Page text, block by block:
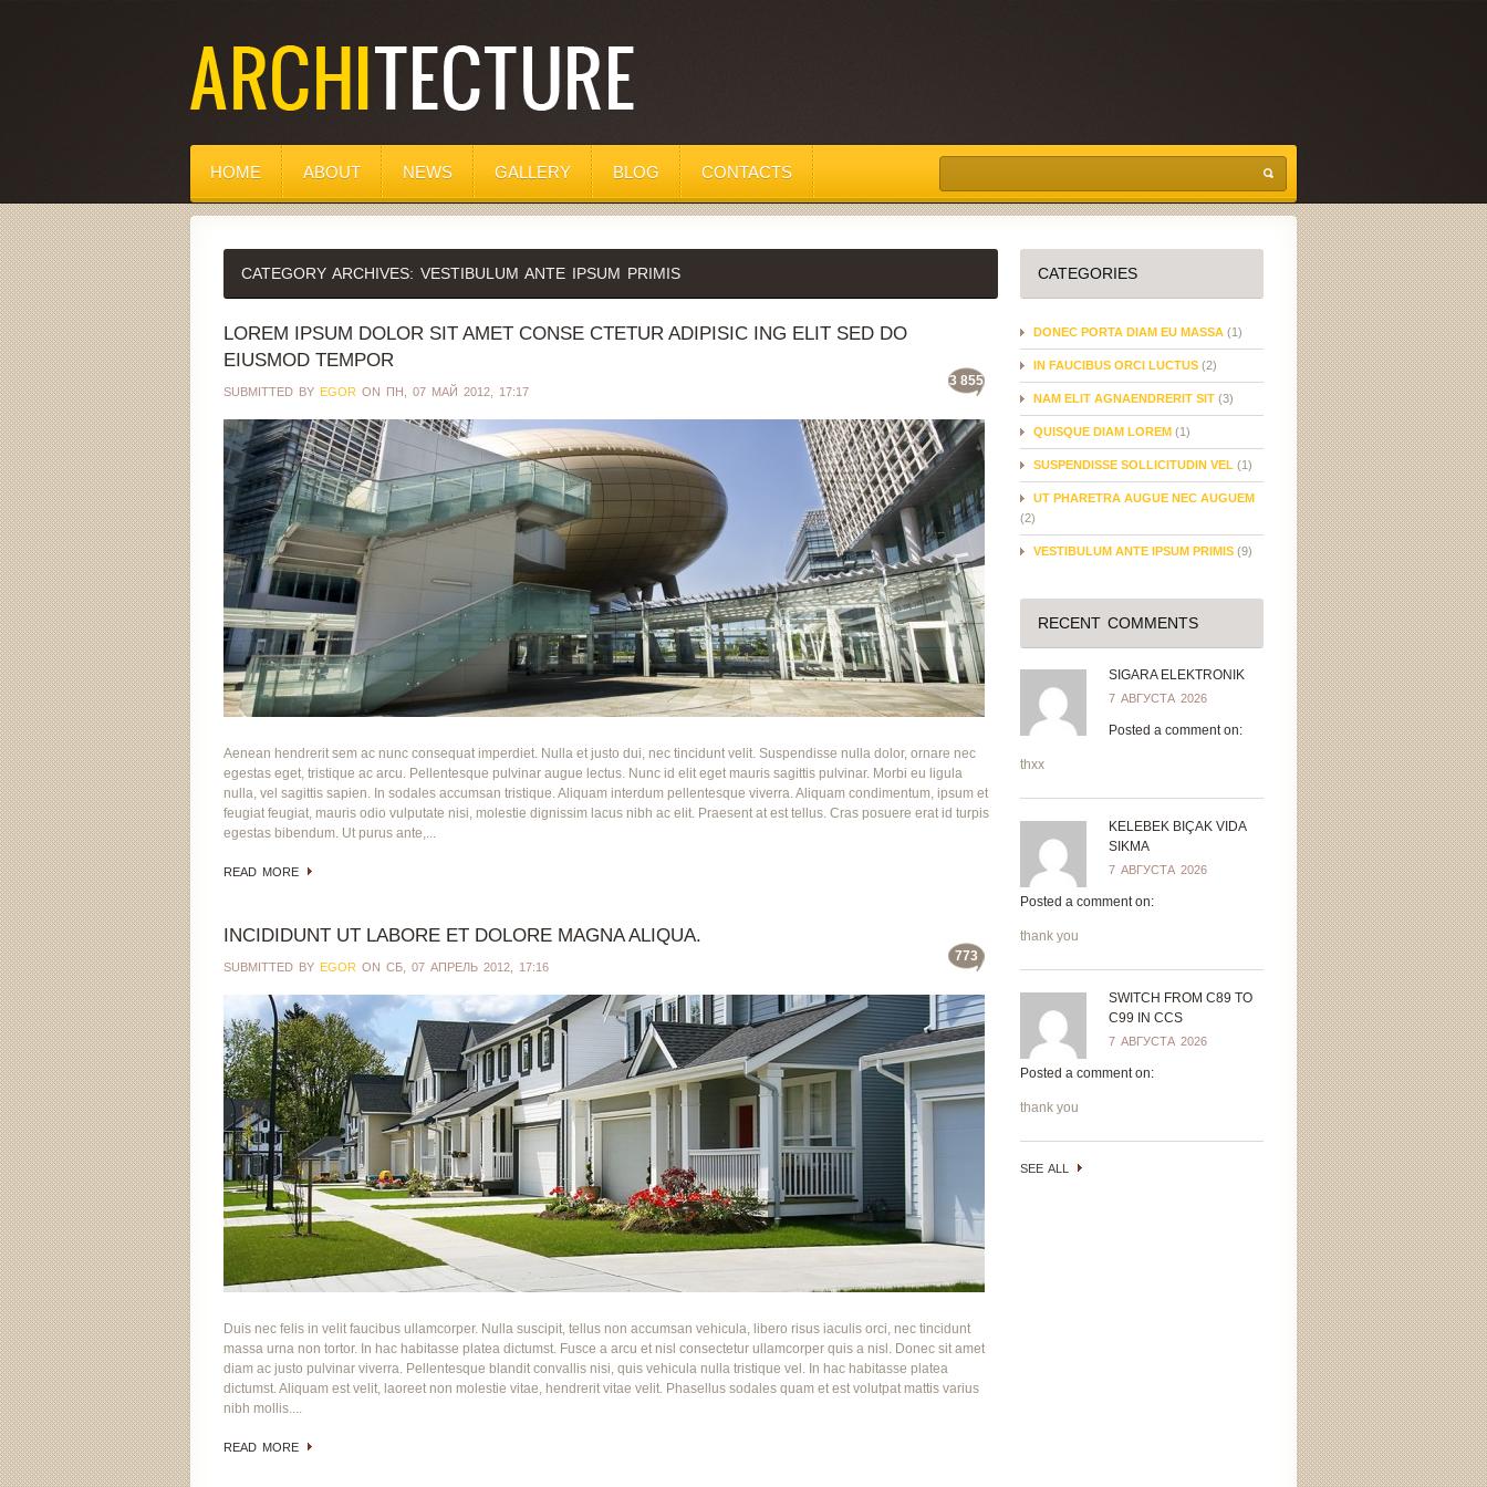
HOME ABOUT NEWS GALLERY BLOG CONTACTS
CATEGORY ARCHIVES: VESTIBULUM ANTE IPSUM PRIMIS
LOREM IPSUM DOLOR SIT AMET CONSE CTETUR ADIPISIC ING ELIT SED DO
EIUSMOD TEMPOR
3 855
SUBMITTED BY EGOR ON ПН, 07 МАЙ 2012, 17:17
Aenean hendrerit sem ac nunc consequat imperdiet. Nulla et justo dui, nec tincidunt velit. Suspendisse nulla dolor, ornare nec
egestas eget, tristique ac arcu. Pellentesque pulvinar augue lectus. Nunc id elit eget mauris sagittis pulvinar. Morbi eu ligula
nulla, vel sagittis sapien. In sodales accumsan tristique. Aliquam interdum pellentesque viverra. Aliquam condimentum, ipsum et
feugiat feugiat, mauris odio vulputate nisi, molestie dignissim lacus nibh ac elit. Praesent at est tellus. Cras posuere erat id turpis
egestas bibendum. Ut purus ante,...
READ MORE
INCIDIDUNT UT LABORE ET DOLORE MAGNA ALIQUA.
773
SUBMITTED BY EGOR ON СБ, 07 АПРЕЛЬ 2012, 17:16
Duis nec felis in velit faucibus ullamcorper. Nulla suscipit, tellus non accumsan vehicula, libero risus iaculis orci, nec tincidunt
massa urna non tortor. In hac habitasse platea dictumst. Fusce a arcu et nisl consectetur ullamcorper quis a nisl. Donec sit amet
diam ac justo pulvinar viverra. Pellentesque blandit convallis nisi, quis vehicula nulla tristique vel. In hac habitasse platea
dictumst. Aliquam est velit, laoreet non molestie vitae, hendrerit vitae velit. Phasellus sodales quam et est volutpat mattis varius
nibh mollis....
READ MORE
CATEGORIES
DONEC PORTA DIAM EU MASSA (1)
IN FAUCIBUS ORCI LUCTUS (2)
NAM ELIT AGNAENDRERIT SIT (3)
QUISQUE DIAM LOREM (1)
SUSPENDISSE SOLLICITUDIN VEL (1)
UT PHARETRA AUGUE NEC AUGUEM
(2)
VESTIBULUM ANTE IPSUM PRIMIS (9)
RECENT COMMENTS
SIGARA ELEKTRONIK
7 АВГУСТА 2026
Posted a comment on:
thxx
KELEBEK BIÇAK VIDA
SIKMA
7 АВГУСТА 2026
Posted a comment on:
thank you
SWITCH FROM C89 TO
C99 IN CCS
7 АВГУСТА 2026
Posted a comment on:
thank you
SEE ALL